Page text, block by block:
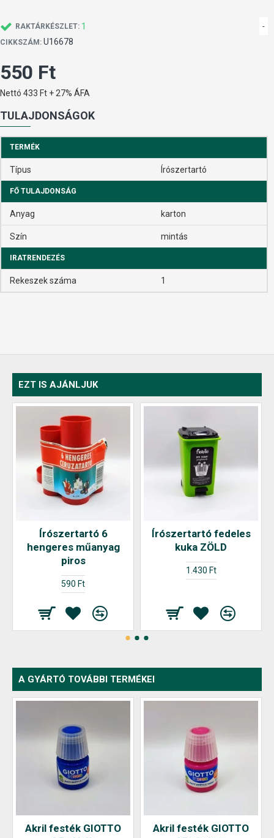
RAKTÁRKÉSZLET: 1
CIKKSZÁM: U16678
-
550 Ft
Nettó 433 Ft + 27% ÁFA
TULAJDONSÁGOK
TERMÉK
Típus Írószertartó
FŐ TULAJDONSÁG
Anyag karton
Szín mintás
IRATRENDEZÉS
Rekeszek száma 1
EZT IS AJÁNLJUK
Írószertartó 6
hengeres műanyag
piros
590 Ft
Írószertartó fedeles
kuka ZÖLD
1.430 Ft
A GYÁRTÓ TOVÁBBI TERMÉKEI
Akril festék GIOTTO
Akril festék GIOTTO